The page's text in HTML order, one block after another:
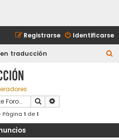
Identificarse
Registrarse
traducción
Buscar
Página 1 de1